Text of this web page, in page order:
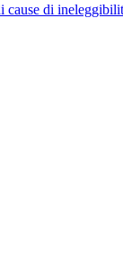
cause di